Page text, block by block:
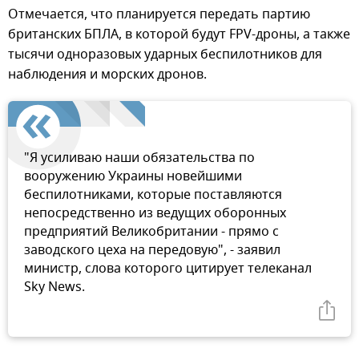
Отмечается, что планируется передать партию
британских БПЛА, в которой будут FPV-дроны, а также
тысячи одноразовых ударных беспилотников для
наблюдения и морских дронов.
"Я усиливаю наши обязательства по
вооружению Украины новейшими
беспилотниками, которые поставляются
непосредственно из ведущих оборонных
предприятий Великобритании - прямо с
заводского цеха на передовую", - заявил
министр, слова которого цитирует телеканал
Sky News.